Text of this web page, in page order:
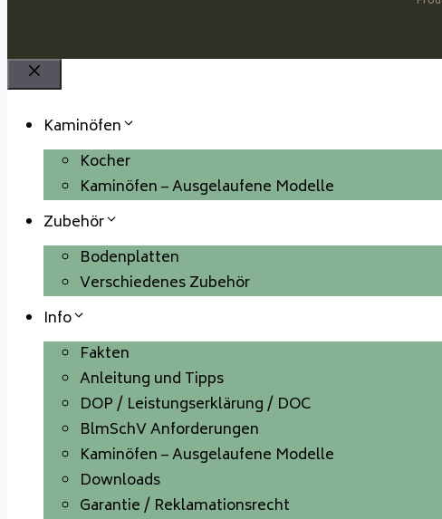
Kaminöfen
Kocher
Kaminöfen – Ausgelaufene Modelle
Zubehör
Bodenplatten
Verschiedenes Zubehör
Info
Fakten
Anleitung und Tipps
DOP / Leistungserklärung / DOC
BlmSchV Anforderungen
Kaminöfen – Ausgelaufene Modelle
Downloads
Garantie / Reklamationsrecht